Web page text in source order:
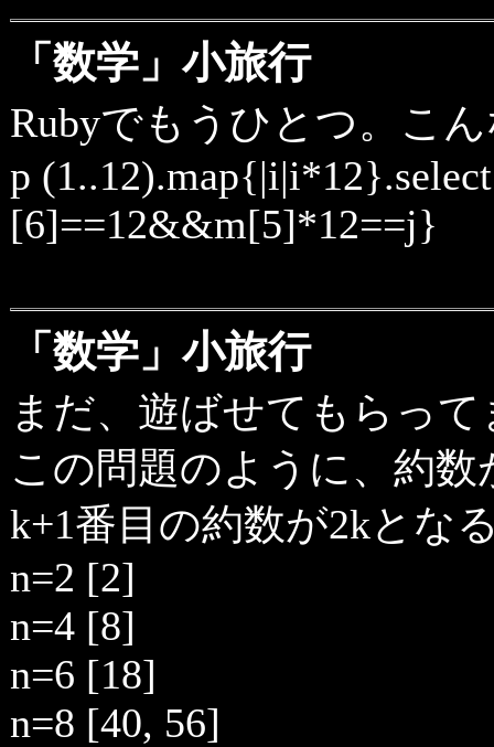
「数学」小旅行
Rubyでもうひとつ。こ
p
[6]==12&&m[5]*12==j}
「数学」小旅行
まだ、遊ばせてもらって
この問題のように、約
k+1番目の約数が2kとな
n=2 [2]
n=4 [8]
n=6 [18]
n=8 [40, 56]